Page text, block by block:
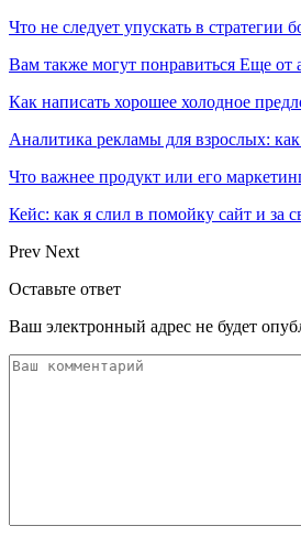
Что не следует упускать в стратегии
Вам также могут понравиться Еще от
Как написать хорошее холодное
Аналитика рекламы для взрослых:
Что важнее продукт или его
Кейс: как я слил в помойку сайт и за
Prev Next
Оставьте ответ
Ваш электронный адрес не будет